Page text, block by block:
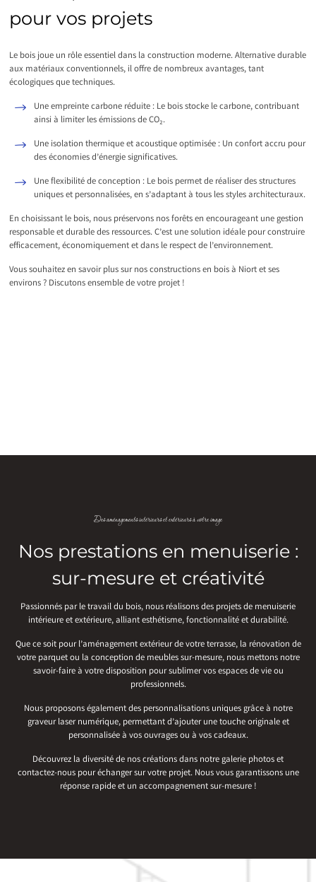
pour vos projets
Le bois joue un rôle essentiel dans la construction moderne. Alternative durable
aux matériaux conventionnels, il offre de nombreux avantages, tant
écologiques que techniques.
Une empreinte carbone réduite : Le bois stocke le carbone, contribuant
ainsi à limiter les émissions de CO₂.
Une isolation thermique et acoustique optimisée : Un confort accru pour
des économies d’énergie significatives.
Une flexibilité de conception : Le bois permet de réaliser des structures
uniques et personnalisées, en s’adaptant à tous les styles architecturaux.
En choisissant le bois, nous préservons nos forêts en encourageant une gestion
responsable et durable des ressources. C’est une solution idéale pour construire
efficacement, économiquement et dans le respect de l’environnement.
Vous souhaitez en savoir plus sur nos constructions en bois à Niort et ses
environs ? Discutons ensemble de votre projet !
Des aménagements intérieurs et extérieurs à votre image
Nos prestations en menuiserie :
sur-mesure et créativité
Passionnés par le travail du bois, nous réalisons des projets de menuiserie
intérieure et extérieure, alliant esthétisme, fonctionnalité et durabilité.
Que ce soit pour l’aménagement extérieur de votre terrasse, la rénovation de
votre parquet ou la conception de meubles sur-mesure, nous mettons notre
savoir-faire à votre disposition pour sublimer vos espaces de vie ou
professionnels.
Nous proposons également des personnalisations uniques grâce à notre
graveur laser numérique, permettant d’ajouter une touche originale et
personnalisée à vos ouvrages ou à vos cadeaux.
Découvrez la diversité de nos créations dans notre galerie photos et
contactez-nous pour échanger sur votre projet. Nous vous garantissons une
réponse rapide et un accompagnement sur-mesure !